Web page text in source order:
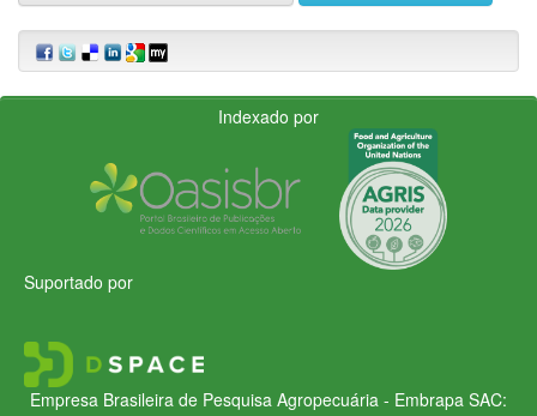
Indexado por
Suportado por
Empresa Brasileira de Pesquisa Agropecuária - Embrapa SAC: